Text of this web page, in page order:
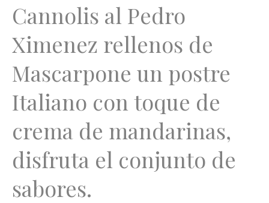
Cannolis al Pedro
Ximenez rellenos de
Mascarpone un postre
Italiano con toque de
crema de mandarinas,
disfruta el conjunto de
sabores.